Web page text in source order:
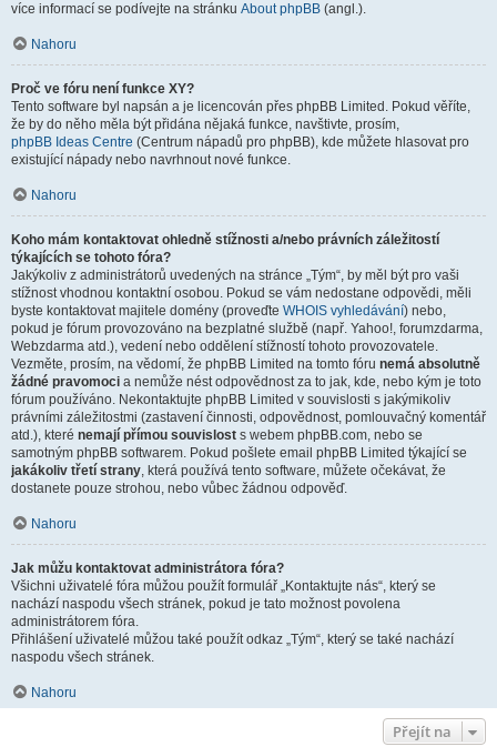
více informací se podívejte na stránku About phpBB (angl.).
Nahoru
Proč ve fóru není funkce XY?
Tento software byl napsán a je licencován přes phpBB Limited. Pokud věříte,
že by do něho měla být přidána nějaká funkce, navštivte, prosím,
phpBB Ideas Centre (Centrum nápadů pro phpBB), kde můžete hlasovat pro
existující nápady nebo navrhnout nové funkce.
Nahoru
Koho mám kontaktovat ohledně stížnosti a/nebo právních záležitostí
týkajících se tohoto fóra?
Jakýkoliv z administrátorů uvedených na stránce „Tým“, by měl být pro vaši
stížnost vhodnou kontaktní osobou. Pokud se vám nedostane odpovědi, měli
byste kontaktovat majitele domény (proveďte WHOIS vyhledávání) nebo,
pokud je fórum provozováno na bezplatné službě (např. Yahoo!, forumzdarma,
Webzdarma atd.), vedení nebo oddělení stížností tohoto provozovatele.
Vezměte, prosím, na vědomí, že phpBB Limited na tomto fóru nemá absolutně
žádné pravomoci a nemůže nést odpovědnost za to jak, kde, nebo kým je toto
fórum používáno. Nekontaktujte phpBB Limited v souvislosti s jakýmikoliv
právními záležitostmi (zastavení činnosti, odpovědnost, pomlouvačný komentář
atd.), které nemají přímou souvislost s webem phpBB.com, nebo se
samotným phpBB softwarem. Pokud pošlete email phpBB Limited týkající se
jakákoliv třetí strany, která používá tento software, můžete očekávat, že
dostanete pouze strohou, nebo vůbec žádnou odpověď.
Nahoru
Jak můžu kontaktovat administrátora fóra?
Všichni uživatelé fóra můžou použít formulář „Kontaktujte nás“, který se
nachází naspodu všech stránek, pokud je tato možnost povolena
administrátorem fóra.
Přihlášení uživatelé můžou také použít odkaz „Tým“, který se také nachází
naspodu všech stránek.
Nahoru
Přejít na